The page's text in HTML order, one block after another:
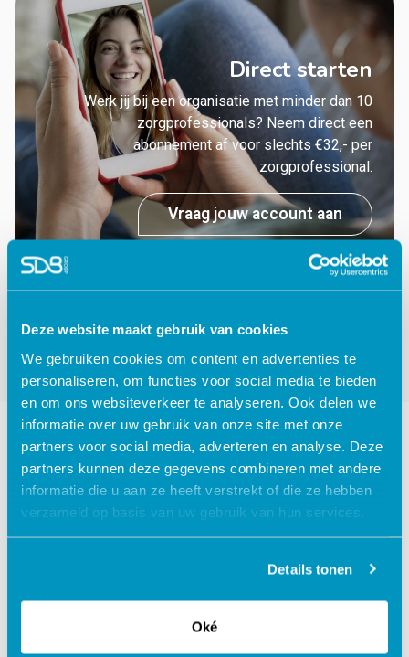
Deze website maakt gebruik van cookies
We gebruiken cookies om content en advertenties te
personaliseren, om functies voor social media te bieden
en om ons websiteverkeer te analyseren. Ook delen we
informatie over uw gebruik van onze site met onze
partners voor social media, adverteren en analyse. Deze
partners kunnen deze gegevens combineren met andere
informatie die u aan ze heeft verstrekt of die ze hebben
verzameld op basis van uw gebruik van hun services.
Details tonen
Oké
Direct starten
Werk jij bij een organisatie met minder dan 10
zorgprofessionals? Neem direct een
abonnement af voor slechts €32,- per
zorgprofessional.
Vraag jouw account aan
Ontdek hoe Digitale Zorg (Karify)
jou op 10 manieren ondersteunt
Regie bij de cliënt